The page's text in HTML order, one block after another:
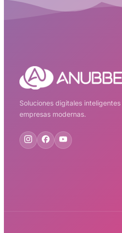
Soluciones digitales inteligentes
empresas modernas.